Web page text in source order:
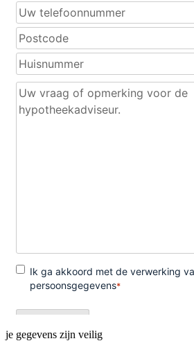
je gegevens zijn veilig